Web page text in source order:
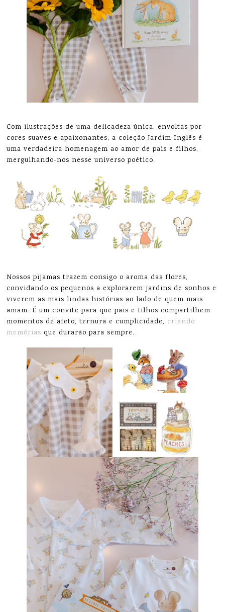
Com ilustrações de uma delicadeza única, envoltas por
cores suaves e apaixonantes, a coleção Jardim Inglês é
uma verdadeira homenagem ao amor de pais e filhos,
mergulhando-nos nesse universo poético.
Nossos pijamas trazem consigo o aroma das flores,
convidando os pequenos a explorarem jardins de sonhos e
viverem as mais lindas histórias ao lado de quem mais
amam. É um convite para que pais e filhos compartilhem
momentos de afeto, ternura e cumplicidade, criando
memórias que durarão para sempre.